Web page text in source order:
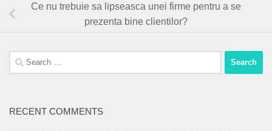
Ce nu trebuie sa lipseasca unei firme pentru a se
prezenta bine clientilor?
Search
for:
RECENT COMMENTS